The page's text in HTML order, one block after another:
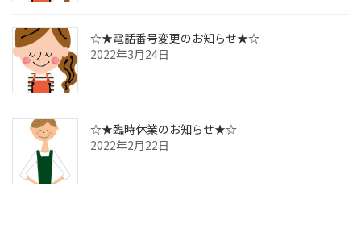
☆★電話番号変更のお知らせ★☆
2022年3月24日
☆★臨時休業のお知らせ★☆
2022年2月22日